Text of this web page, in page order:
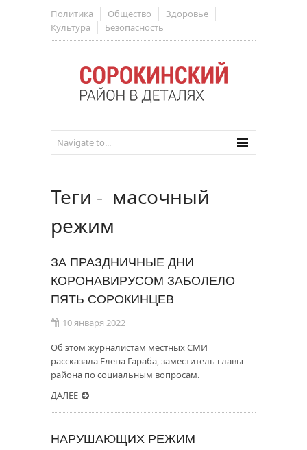
Политика Общество
Здоровье
Культура
Безопасность
Теги - масочный
режим
ЗА ПРАЗДНИЧНЫЕ ДНИ
КОРОНАВИРУСОМ ЗАБОЛЕЛО
ПЯТЬ СОРОКИНЦЕВ
10 января 2022
Об этом журналистам местных СМИ
рассказала Елена Гараба, заместитель главы
района по социальным вопросам.
ДАЛЕЕ
НАРУШАЮЩИХ РЕЖИМ